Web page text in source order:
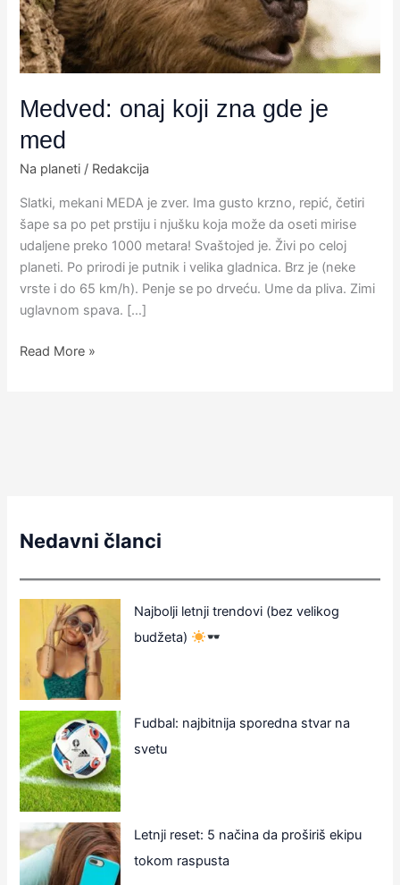
Medved: onaj koji zna gde je
med
Na planeti / Redakcija
Slatki, mekani MEDA je zver. Ima gusto krzno, repić, četiri
šape sa po pet prstiju i njušku koja može da oseti mirise
udaljene preko 1000 metara! Svaštojed je. Živi po celoj
planeti. Po prirodi je putnik i velika gladnica. Brz je (neke
vrste i do 65 km/h). Penje se po drveću. Ume da pliva. Zimi
uglavnom spava. […]
med
Read More »
Nedavni članci
Najbolji letnji trendovi (bez velikog
budžeta)
Fudbal: najbitnija sporedna stvar na
svetu
Letnji reset: 5 načina da proširiš ekipu
tokom raspusta